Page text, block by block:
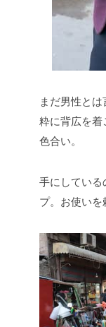
まだ男性と
粋に背広を着
色合い。
手にしている
プ。お使いを